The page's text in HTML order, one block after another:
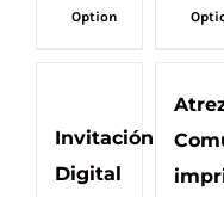
Option
Invitación
Digital